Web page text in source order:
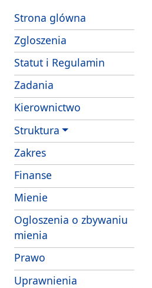
Strona glówna
Zgloszenia - sposoby
Statut i Regulamin
Zadania i srodki dzialania
Kierownictwo
Struktura
Zakres- obowiazki i
Finanse
Mienie - struktura
Ogloszenia o zbywaniu
mienia
Prawo
Uprawnienia